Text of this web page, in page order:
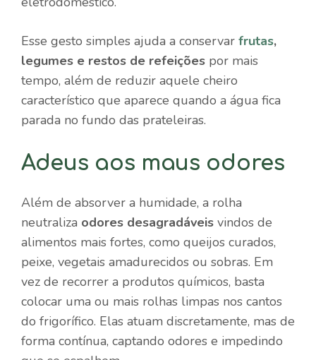
Esse gesto simples ajuda a conservar frutas,
legumes e restos de refeições por mais
tempo, além de reduzir aquele cheiro
característico que aparece quando a água fica
parada no fundo das prateleiras.
Adeus aos maus odores
Além de absorver a humidade, a rolha
neutraliza odores desagradáveis vindos de
alimentos mais fortes, como queijos curados,
peixe, vegetais amadurecidos ou sobras. Em
vez de recorrer a produtos químicos, basta
colocar uma ou mais rolhas limpas nos cantos
do frigorífico. Elas atuam discretamente, mas de
forma contínua, captando odores e impedindo